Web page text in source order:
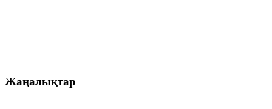
Жаңалықтар